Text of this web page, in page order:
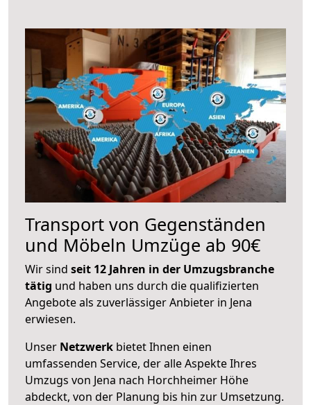
Transport von Gegenständen
und Möbeln Umzüge ab 90€
Wir sind seit 12 Jahren in der Umzugsbranche
tätig und haben uns durch die qualifizierten
Angebote als zuverlässiger Anbieter in Jena
erwiesen.
Unser Netzwerk bietet Ihnen einen
umfassenden Service, der alle Aspekte Ihres
Umzugs von Jena nach Horchheimer Höhe
abdeckt, von der Planung bis hin zur Umsetzung.